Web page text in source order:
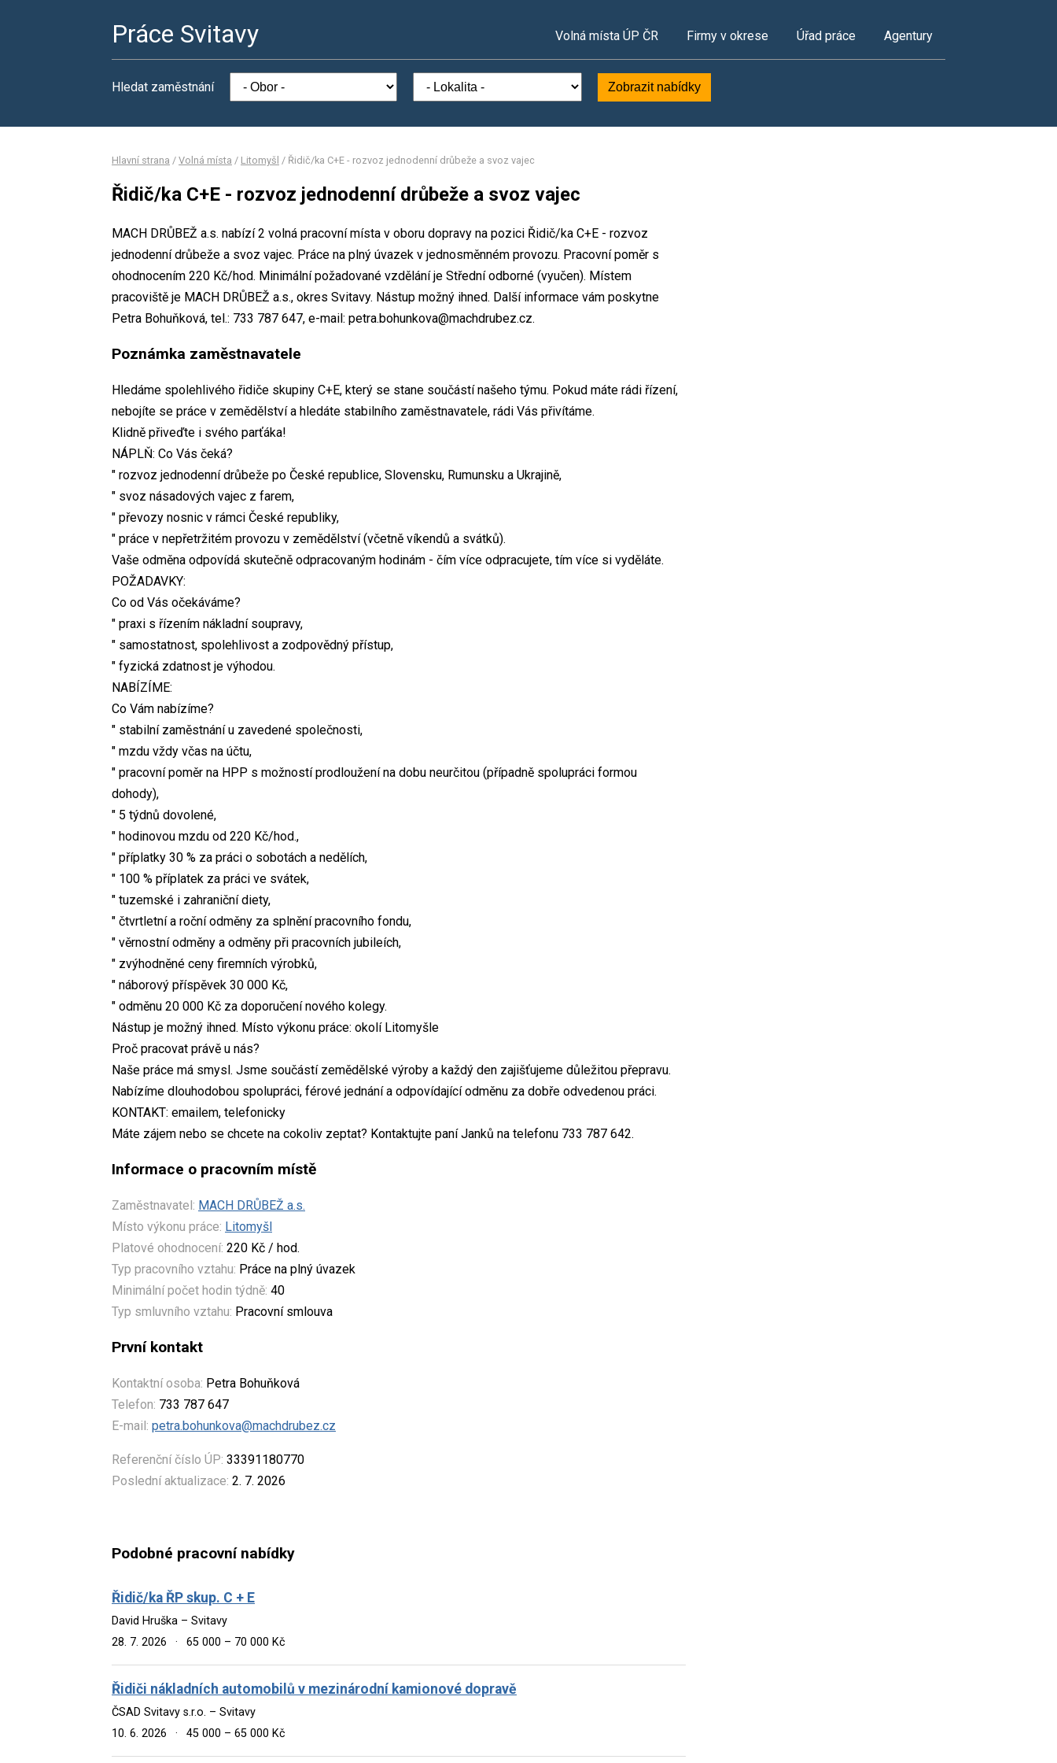
Práce Svitavy Volná místa ÚP ČR Firmy v okrese Úřad práce Agentury
Hledat zaměstnání Zobrazit nabídky
Hlavní strana / Volná místa / Litomyšl / Řidič/ka C+E - rozvoz jednodenní drůbeže a svoz vajec
Řidič/ka C+E - rozvoz jednodenní drůbeže a svoz vajec
MACH DRŮBEŽ a.s. nabízí 2 volná pracovní místa v oboru dopravy na pozici Řidič/ka C+E - rozvoz
jednodenní drůbeže a svoz vajec. Práce na plný úvazek v jednosměnném provozu. Pracovní poměr s
ohodnocením 220 Kč/hod. Minimální požadované vzdělání je Střední odborné (vyučen). Místem
pracoviště je MACH DRŮBEŽ a.s., okres Svitavy. Nástup možný ihned. Další informace vám poskytne
Petra Bohuňková, tel.: 733 787 647, e-mail: petra.bohunkova@machdrubez.cz.
Poznámka zaměstnavatele
Hledáme spolehlivého řidiče skupiny C+E, který se stane součástí našeho týmu. Pokud máte rádi řízení,
nebojíte se práce v zemědělství a hledáte stabilního zaměstnavatele, rádi Vás přivítáme.
Klidně přiveďte i svého parťáka!
NÁPLŇ: Co Vás čeká?
" rozvoz jednodenní drůbeže po České republice, Slovensku, Rumunsku a Ukrajině,
" svoz násadových vajec z farem,
" převozy nosnic v rámci České republiky,
" práce v nepřetržitém provozu v zemědělství (včetně víkendů a svátků).
Vaše odměna odpovídá skutečně odpracovaným hodinám - čím více odpracujete, tím více si vyděláte.
POŽADAVKY:
Co od Vás očekáváme?
" praxi s řízením nákladní soupravy,
" samostatnost, spolehlivost a zodpovědný přístup,
" fyzická zdatnost je výhodou.
NABÍZÍME:
Co Vám nabízíme?
" stabilní zaměstnání u zavedené společnosti,
" mzdu vždy včas na účtu,
" pracovní poměr na HPP s možností prodloužení na dobu neurčitou (případně spolupráci formou
dohody),
" 5 týdnů dovolené,
" hodinovou mzdu od 220 Kč/hod.,
" příplatky 30 % za práci o sobotách a nedělích,
" 100 % příplatek za práci ve svátek,
" tuzemské i zahraniční diety,
" čtvrtletní a roční odměny za splnění pracovního fondu,
" věrnostní odměny a odměny při pracovních jubileích,
" zvýhodněné ceny firemních výrobků,
" náborový příspěvek 30 000 Kč,
" odměnu 20 000 Kč za doporučení nového kolegy.
Nástup je možný ihned. Místo výkonu práce: okolí Litomyšle
Proč pracovat právě u nás?
Naše práce má smysl. Jsme součástí zemědělské výroby a každý den zajišťujeme důležitou přepravu.
Nabízíme dlouhodobou spolupráci, férové jednání a odpovídající odměnu za dobře odvedenou práci.
KONTAKT: emailem, telefonicky
Máte zájem nebo se chcete na cokoliv zeptat? Kontaktujte paní Janků na telefonu 733 787 642.
Informace o pracovním místě
Zaměstnavatel: MACH DRŮBEŽ a.s.
Místo výkonu práce: Litomyšl
Platové ohodnocení: 220 Kč / hod.
Typ pracovního vztahu: Práce na plný úvazek
Minimální počet hodin týdně: 40
Typ smluvního vztahu: Pracovní smlouva
První kontakt
Kontaktní osoba: Petra Bohuňková
Telefon: 733 787 647
E-mail: petra.bohunkova@machdrubez.cz
Referenční číslo ÚP: 33391180770
Poslední aktualizace: 2. 7. 2026
Podobné pracovní nabídky
Řidič/ka ŘP skup. C + E
David Hruška – Svitavy
28. 7. 2026
· 65 000 – 70 000 Kč
Řidiči nákladních automobilů v mezinárodní kamionové dopravě
ČSAD Svitavy s.r.o. – Svitavy
10. 6. 2026
· 45 000 – 65 000 Kč